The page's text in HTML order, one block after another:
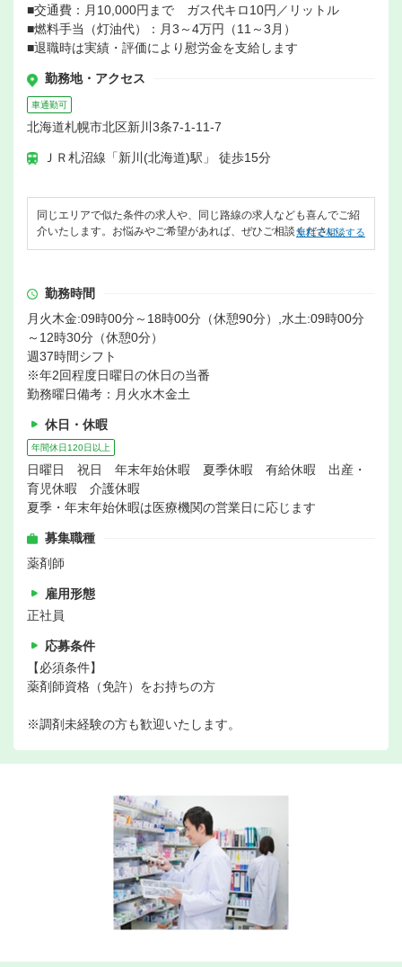
■交通費：月10,000円まで ガス代キロ10円／リットル
■燃料手当（灯油代）：月3～4万円（11～3月）
■退職時は実績・評価により慰労金を支給します
勤務地・アクセス
車通勤可
北海道札幌市北区新川3条7-1-11-7
ＪＲ札沼線「新川(北海道)駅」 徒歩15分
同じエリアで似た条件の求人や、同じ路線の求人なども喜んでご紹
介いたします。お悩みやご希望があれば、ぜひご相談ください。
無料で相談する
勤務時間
月火木金:09時00分～18時00分（休憩90分）,水土:09時00分
～12時30分（休憩0分）
週37時間シフト
※年2回程度日曜日の休日の当番
勤務曜日備考：月火水木金土
休日・休暇
年間休日120日以上
日曜日 祝日 年末年始休暇 夏季休暇 有給休暇 出産・
育児休暇 介護休暇
夏季・年末年始休暇は医療機関の営業日に応じます
募集職種
薬剤師
雇用形態
正社員
応募条件
【必須条件】
薬剤師資格（免許）をお持ちの方
※調剤未経験の方も歓迎いたします。